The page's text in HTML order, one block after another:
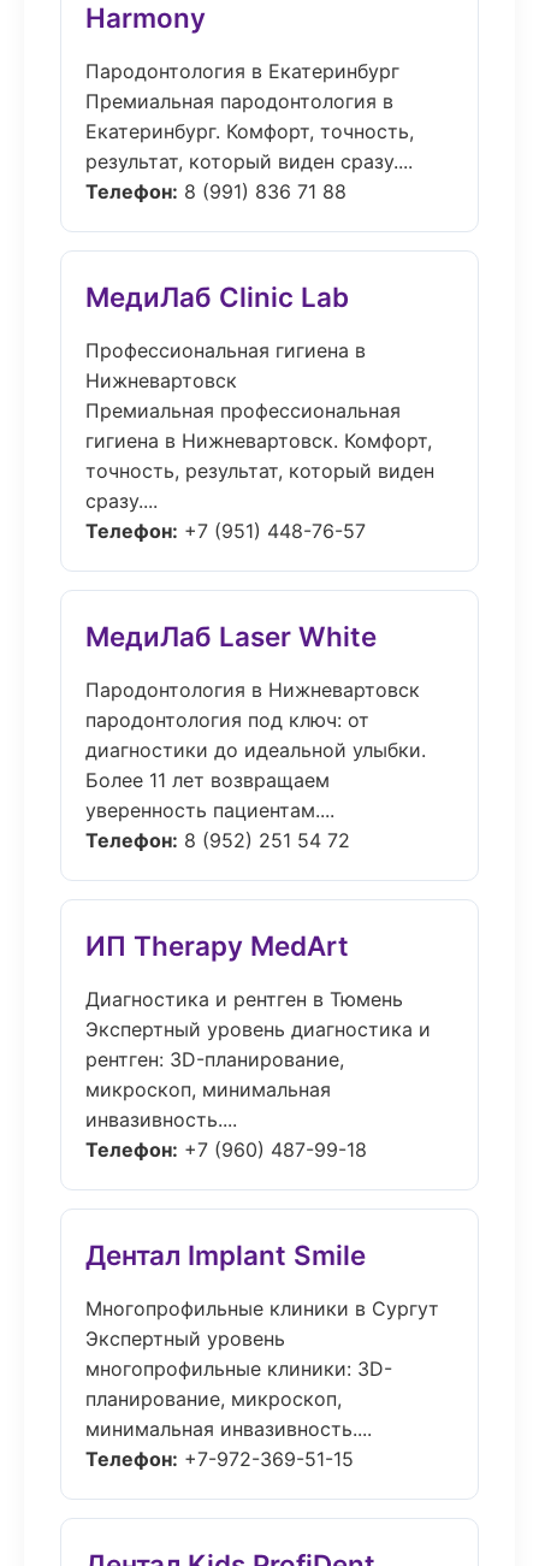
Harmony
Пародонтология в Екатеринбург
Премиальная пародонтология в
Екатеринбург. Комфорт, точность,
результат, который виден сразу....
Телефон: 8 (991) 836 71 88
МедиЛаб Clinic Lab
Профессиональная гигиена в
Нижневартовск
Премиальная профессиональная
гигиена в Нижневартовск. Комфорт,
точность, результат, который виден
сразу....
Телефон: +7 (951) 448-76-57
МедиЛаб Laser White
Пародонтология в Нижневартовск
пародонтология под ключ: от
диагностики до идеальной улыбки.
Более 11 лет возвращаем
уверенность пациентам....
Телефон: 8 (952) 251 54 72
ИП Therapy MedArt
Диагностика и рентген в Тюмень
Экспертный уровень диагностика и
рентген: 3D-планирование,
микроскоп, минимальная
инвазивность....
Телефон: +7 (960) 487-99-18
Дентал Implant Smile
Многопрофильные клиники в Сургут
Экспертный уровень
многопрофильные клиники: 3D-
планирование, микроскоп,
минимальная инвазивность....
Телефон: +7-972-369-51-15